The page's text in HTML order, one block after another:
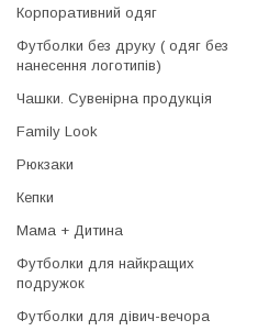
Корпоративний одяг
Футболки без друку ( одяг без
нанесення логотипів)
Чашки. Сувенірна продукція
Family Look
Рюкзаки
Кепки
Мама + Дитина
Футболки для найкращих
подружок
Футболки для дівич-вечора